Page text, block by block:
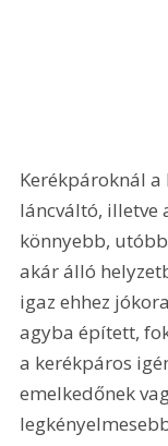
Kerékpároknál
láncváltó, illetve
könnyebb,
akár álló
igaz ehhez
agyba épített,
a kerékpáros
emelkedőnek